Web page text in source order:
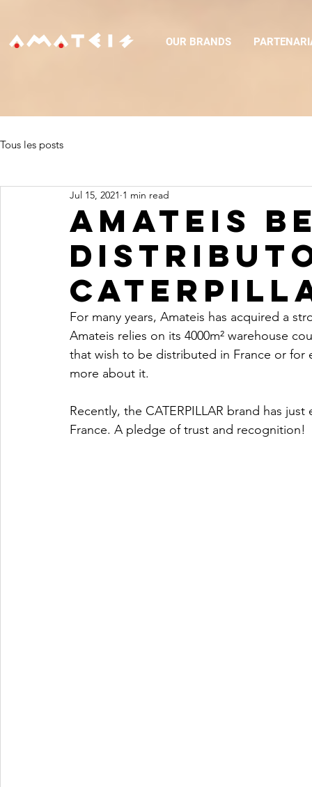
OUR BRANDS
Tous les posts
Amateis
Jul 15, 2021 1 min read
For many years, Amateis has acquired a
Amateis relies on its 4000m² warehouse
that wish to be distributed in France or
more about it.
Recently, the CATERPILLAR brand has
France. A pledge of trust and recognition!